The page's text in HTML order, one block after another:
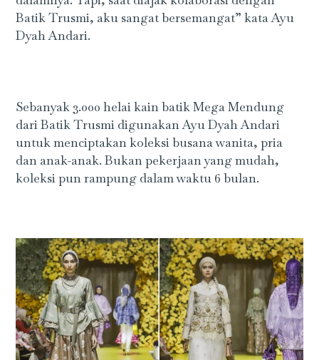
Batik Trusmi, aku sangat bersemangat” kata Ayu
Dyah Andari.
Sebanyak 3.000 helai kain batik Mega Mendung
dari Batik Trusmi digunakan Ayu Dyah Andari
untuk menciptakan koleksi busana wanita, pria
dan anak-anak. Bukan pekerjaan yang mudah,
koleksi pun rampung dalam waktu 6 bulan.